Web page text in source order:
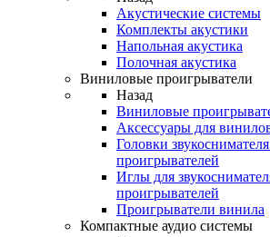
Акустические системы
Комплекты акустики
Напольная акустика
Полочная акустика
Виниловые проигрыватели
Назад
Виниловые
Аксессуары для
Головки
проигрывателей
Иглы для
проигрывателей
Проигрыватели винила
Компактные аудио системы